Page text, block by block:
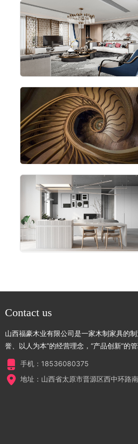
Contact us
山西福豪木业有限公司是一家木制家具的
誉、以人为本”的经营理念，“产品创新”的管
手机：18536080375
地址：山西省太原市晋源区西中环路